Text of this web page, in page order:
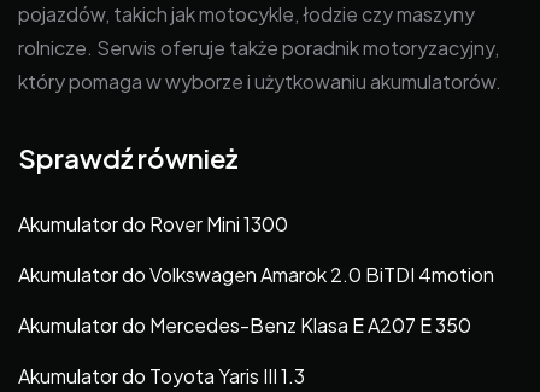
pojazdów, takich jak motocykle, łodzie czy maszyny
rolnicze. Serwis oferuje także poradnik motoryzacyjny,
który pomaga w wyborze i użytkowaniu akumulatorów.
Sprawdź również
Akumulator do Rover Mini 1300
Akumulator do Volkswagen Amarok 2.0 BiTDI 4motion
Akumulator do Mercedes-Benz Klasa E A207 E 350
Akumulator do Toyota Yaris III 1.3